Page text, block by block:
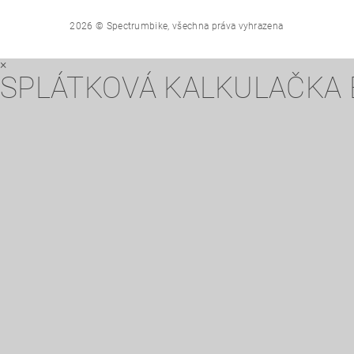
2026 © Spectrumbike, všechna práva vyhrazena
×
SPLÁTKOVÁ KALKULAČKA